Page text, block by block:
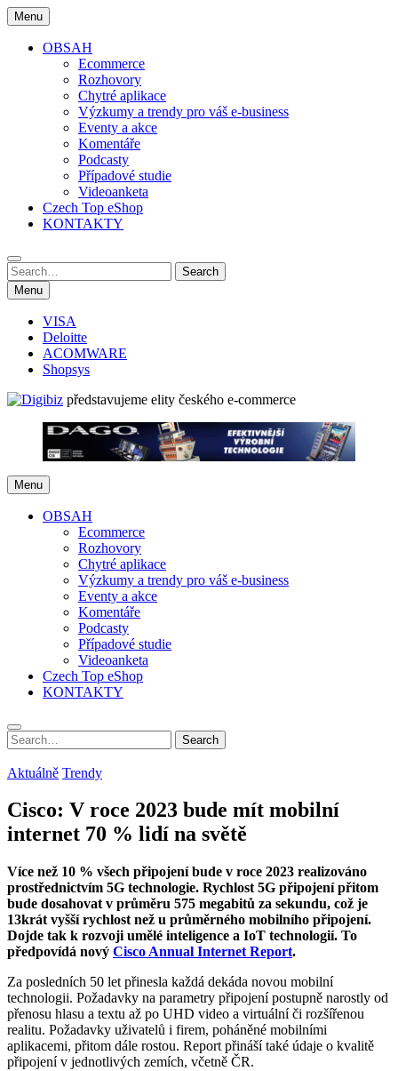
Skip
to
content
Menu
OBSAH
Ecommerce
Rozhovory
Chytré aplikace
Výzkumy a trendy pro váš e-business
Eventy a akce
Komentáře
Podcasty
Případové studie
Videoanketa
Czech Top eShop
KONTAKTY
Search
for:
Search
Menu
VISA
Deloitte
ACOMWARE
Shopsys
představujeme elity českého e-commerce
Menu
OBSAH
Ecommerce
Rozhovory
Chytré aplikace
Výzkumy a trendy pro váš e-business
Eventy a akce
Komentáře
Podcasty
Případové studie
Videoanketa
Czech Top eShop
KONTAKTY
Search
for:
Search
Aktuálně Trendy
Cisco: V roce 2023 bude mít mobilní
internet 70 % lidí na světě
Více než 10 % všech připojení bude v roce 2023 realizováno
prostřednictvím 5G technologie. Rychlost 5G připojení přitom
bude dosahovat v průměru 575 megabitů za sekundu, což je
13krát vyšší rychlost než u průměrného mobilního připojení.
Dojde tak k rozvoji umělé inteligence a IoT technologií. To
předpovídá nový Cisco Annual Internet Report.
Za posledních 50 let přinesla každá dekáda novou mobilní
technologii. Požadavky na parametry připojení postupně narostly od
přenosu hlasu a textu až po UHD video a virtuální či rozšířenou
realitu. Požadavky uživatelů i firem, poháněné mobilními
aplikacemi, přitom dále rostou. Report přináší také údaje o kvalitě
připojení v jednotlivých zemích, včetně ČR.